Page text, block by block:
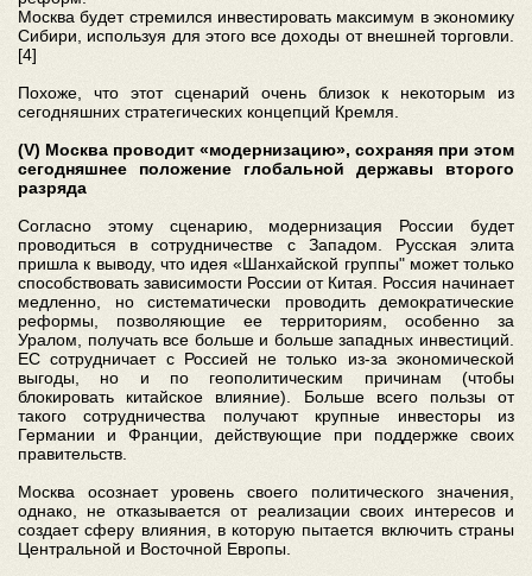
Москва будет стремился инвестировать максимум в экономику
Сибири, используя для этого все доходы от внешней торговли.
[4]
Похоже, что этот сценарий очень близок к некоторым из
сегодняшних стратегических концепций Кремля.
(V) Москва проводит «модернизацию», сохраняя при этом
сегодняшнее положение глобальной державы второго
разряда
Согласно этому сценарию, модернизация России будет
проводиться в сотрудничестве с Западом. Русская элита
пришла к выводу, что идея «Шанхайской группы" может только
способствовать зависимости России от Китая. Россия начинает
медленно, но систематически проводить демократические
реформы, позволяющие ее территориям, особенно за
Уралом, получать все больше и больше западных инвестиций.
ЕС сотрудничает с Россией не только из-за экономической
выгоды, но и по геополитическим причинам (чтобы
блокировать китайское влияние). Больше всего пользы от
такого сотрудничества получают крупные инвесторы из
Германии и Франции, действующие при поддержке своих
правительств.
Москва осознает уровень своего политического значения,
однако, не отказывается от реализации своих интересов и
создает сферу влияния, в которую пытается включить страны
Центральной и Восточной Европы.